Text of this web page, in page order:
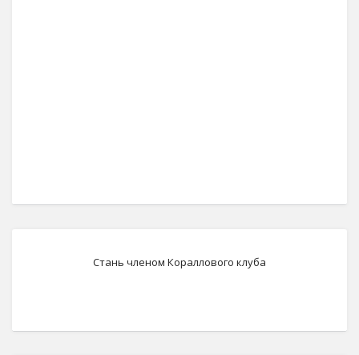
Стань членом Кораллового клуба